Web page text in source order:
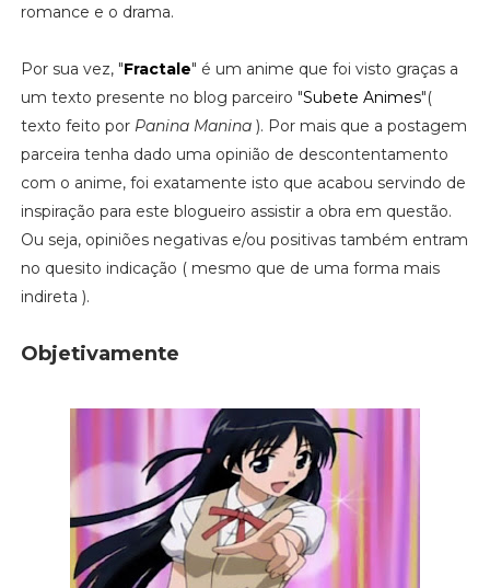
romance e o drama.
Por sua vez, "Fractale" é um anime que foi visto graças a
um texto presente no blog parceiro "Subete Animes"(
texto feito por Panina Manina). Por mais que a postagem
parceira tenha dado uma opinião de descontentamento
com o anime, foi exatamente isto que acabou servindo de
inspiração para este blogueiro assistir a obra em questão.
Ou seja, opiniões negativas e/ou positivas também entram
no quesito indicação ( mesmo que de uma forma mais
indireta ).
Objetivamente